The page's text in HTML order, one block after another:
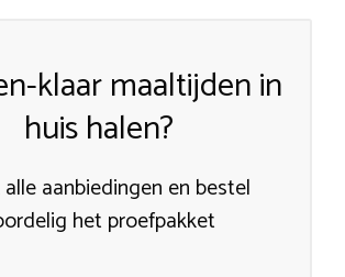
klaar maaltijden in
huis halen?
alle aanbiedingen en bestel
het proefpakket